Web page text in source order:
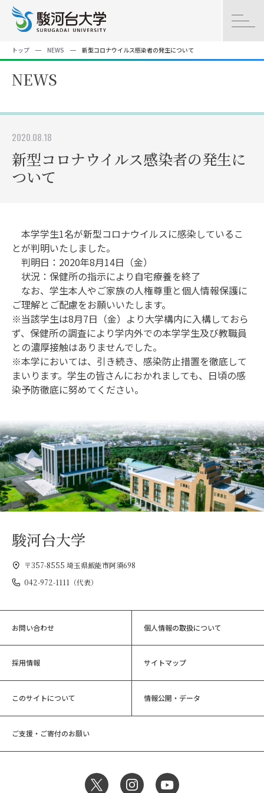
トップ NEWS 新型コロナウイルス感染者の発生について
NEWS
2020.08.18
新型コロナウイルス感染者の発生に
ついて
本学学生1名が新型コロナウイルスに感染しているこ
とが判明いたしました。
判明日：2020年8月14日（金）
状況：保健所の指示により自宅療養を終了
なお、学生本人やご家族の人権尊重と個人情報保護に
ご理解とご配慮をお願いいたします。
※当該学生は8月7日（金）より大学構内に入構しておら
ず、保健所の調査により学内外での本学学生及び教職員
との濃厚接触はありませんでした。
※本学においては、引き続き、感染防止措置を徹底して
まいります。学生の皆さんにおかれましても、日頃の感
染予防徹底に努めてください。
駿河台大学
〒357-8555 埼玉県飯能市阿須698
042-972-1111（代表）
お問い合わせ 個人情報の取扱について
採用情報 サイトマップ
このサイトについて 情報公開・データ
ご支援・ご寄付のお願い